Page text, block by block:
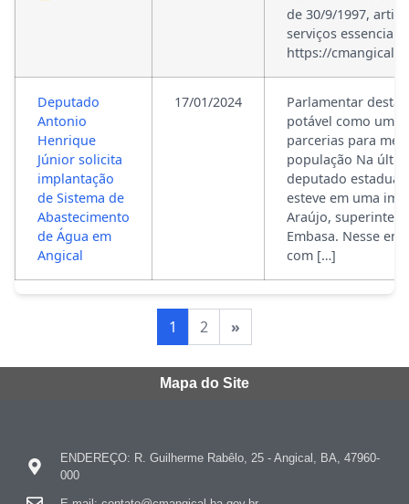
de 30/9/1997,
serviços
https://
Deputado
Antonio
Henrique
Júnior solicita
implantação
de Sistema de
Abastecimento
de Água em
Angical
17/01/2024
Parlamentar
potável como um
parcerias para
população Na
deputado estadual
esteve em uma
Araújo,
Embasa. Nesse
com […]
1 2 »
Mapa do Site
ENDEREÇO: R. Guilherme Rabêlo, 25 - Angical, BA, 47960-
000